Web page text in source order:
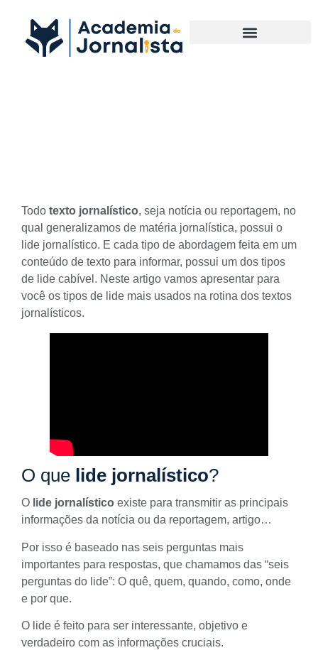
Todo texto jornalístico, seja notícia ou reportagem, no
qual generalizamos de matéria jornalística, possui o
lide jornalístico. E cada tipo de abordagem feita em um
conteúdo de texto para informar, possui um dos tipos
de lide cabível. Neste artigo vamos apresentar para
você os tipos de lide mais usados na rotina dos textos
jornalísticos.
O que lide jornalístico?
O lide jornalístico existe para transmitir as principais
informações da notícia ou da reportagem, artigo…
Por isso é baseado nas seis perguntas mais
importantes para respostas, que chamamos das “seis
perguntas do lide”: O quê, quem, quando, como, onde
e por que.
O lide é feito para ser interessante, objetivo e
verdadeiro com as informações cruciais.